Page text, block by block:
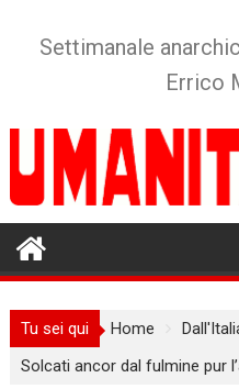
Settimanale
Errico
Tu sei qui Home
Solcati ancor dal fulmine pur